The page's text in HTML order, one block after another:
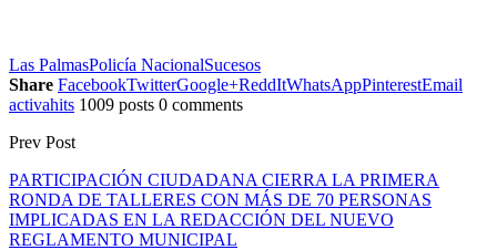
Las PalmasPolicía NacionalSucesos
Share FacebookTwitterGoogle+ReddItWhatsAppPinterestEmail
activahits 1009 posts 0 comments
Prev Post
PARTICIPACIÓN CIUDADANA CIERRA LA PRIMERA
RONDA DE TALLERES CON MÁS DE 70 PERSONAS
IMPLICADAS EN LA REDACCIÓN DEL NUEVO
REGLAMENTO MUNICIPAL